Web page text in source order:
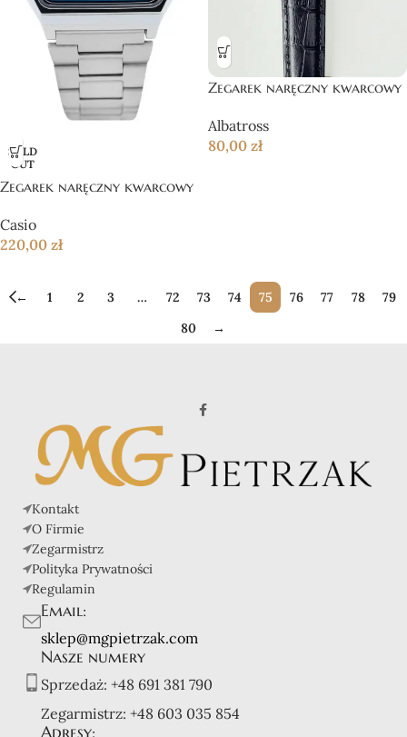
SOLD
OUT
Zegarek naręczny kwarcowy
Casio
220,00 zł
Zegarek naręczny kwarcowy
Albatross
80,00 zł
← 1 2 3 … 72 73 74 75 76 77 78
79
80
→
Kontakt
O Firmie
Zegarmistrz
Polityka Prywatności
Regulamin
Email:
sklep@mgpietrzak.com
Nasze numery
Sprzedaż: +48 691 381 790
Zegarmistrz: +48 603 035 854
Adresy: